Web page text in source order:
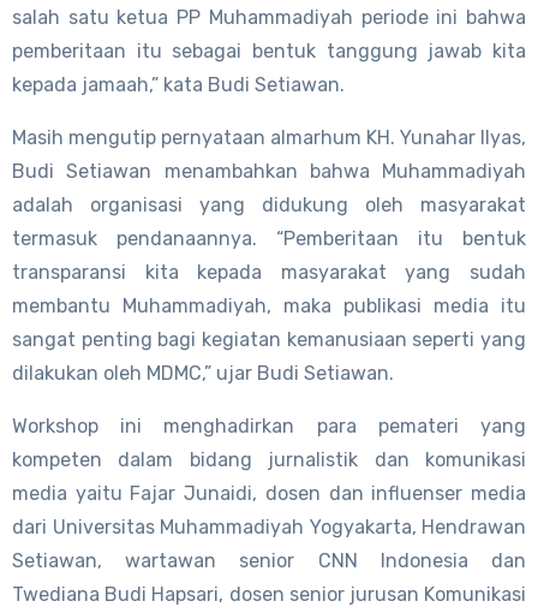
salah satu ketua PP Muhammadiyah periode ini bahwa
pemberitaan itu sebagai bentuk tanggung jawab kita
kepada jamaah,” kata Budi Setiawan.
Masih mengutip pernyataan almarhum KH. Yunahar Ilyas,
Budi Setiawan menambahkan bahwa Muhammadiyah
adalah organisasi yang didukung oleh masyarakat
termasuk pendanaannya. “Pemberitaan itu bentuk
transparansi kita kepada masyarakat yang sudah
membantu Muhammadiyah, maka publikasi media itu
sangat penting bagi kegiatan kemanusiaan seperti yang
dilakukan oleh MDMC,” ujar Budi Setiawan.
Workshop ini menghadirkan para pemateri yang
kompeten dalam bidang jurnalistik dan komunikasi
media yaitu Fajar Junaidi, dosen dan influenser media
dari Universitas Muhammadiyah Yogyakarta, Hendrawan
Setiawan, wartawan senior CNN Indonesia dan
Twediana Budi Hapsari, dosen senior jurusan Komunikasi